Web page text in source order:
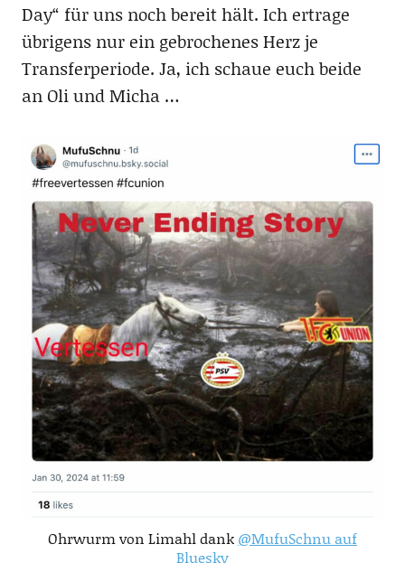
Day“ für uns noch bereit hält. Ich ertrage
übrigens nur ein gebrochenes Herz je
Transferperiode. Ja, ich schaue euch beide
an Oli und Micha …
Ohrwurm von Limahl dank @MufuSchnu auf
Bluesky